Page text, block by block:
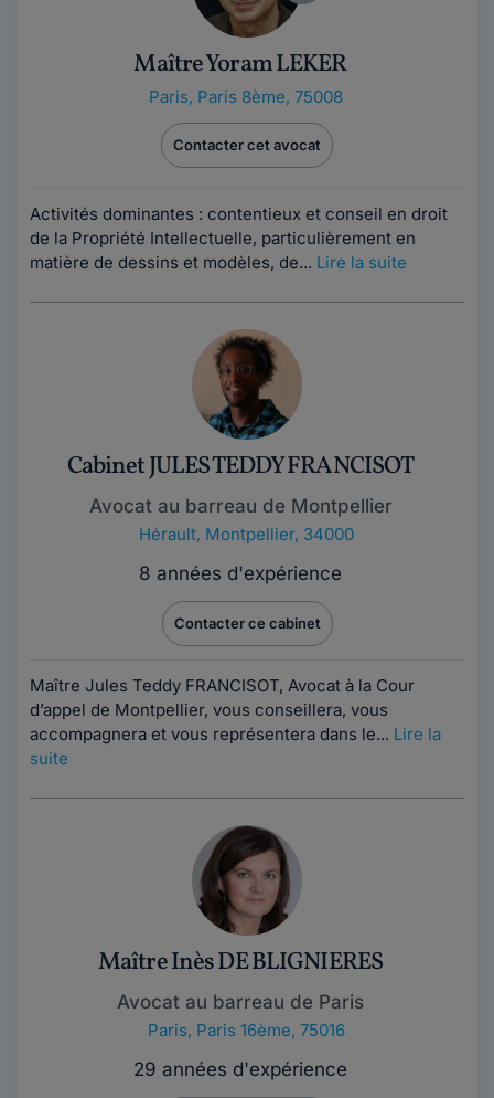
Maître Yoram LEKER
Paris, Paris 8ème, 75008
Contacter cet avocat
Activités dominantes : contentieux et conseil en droit
de la Propriété Intellectuelle, particulièrement en
matière de dessins et modèles, de... Lire la suite
Cabinet JULES TEDDY FRANCISOT
Avocat au barreau de Montpellier
Hérault, Montpellier, 34000
8 années d'expérience
Contacter ce cabinet
Maître Jules Teddy FRANCISOT, Avocat à la Cour
d’appel de Montpellier, vous conseillera, vous
accompagnera et vous représentera dans le... Lire la
suite
Maître Inès DE BLIGNIERES
Avocat au barreau de Paris
Paris, Paris 16ème, 75016
29 années d'expérience